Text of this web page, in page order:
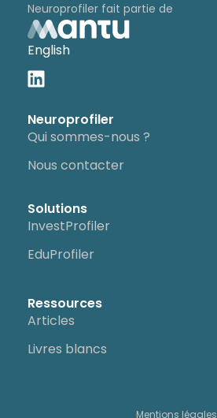
Neuroprofiler fait partie de
English
Neuroprofiler
Qui sommes-nous ?
Nous contacter
Solutions
InvestProfiler
EduProfiler
Ressources
Articles
Livres blancs
Mentions légales